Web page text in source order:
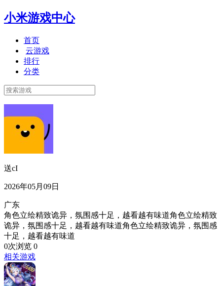
小米游戏中心
首页
云游戏
排行
分类
送cI
2026年05月09日
广东
角色立绘精致诡异，氛围感十足，越看越有味道角色立绘精致
诡异，氛围感十足，越看越有味道角色立绘精致诡异，氛围感
十足，越看越有味道
0次浏览 0
相关游戏